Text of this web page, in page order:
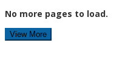
No more pages to load.
View More